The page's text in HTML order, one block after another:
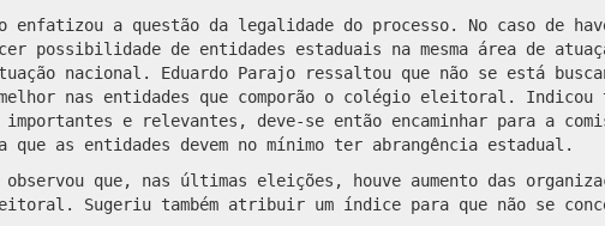
enfatizou a questão da legalidade do processo. No caso de
possibilidade de entidades estaduais na mesma área de
nacional. Eduardo Parajo ressaltou que não se está
nas entidades que comporão o colégio eleitoral. Indicou
importantes e relevantes, deve-se então encaminhar para a
que as entidades devem no mínimo ter abrangência estadual.
que, nas últimas eleições, houve aumento das
Sugeriu também atribuir um índice para que não se